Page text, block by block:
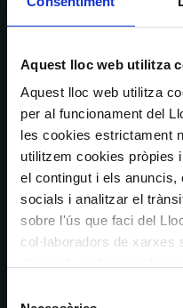
Aquest lloc web utilitza
Aquest lloc web utilitza
per al funcionament del
les cookies estrictament
utilitzem cookies pròpies
el contingut i els
socials i analitzar el
sobre l'ús que faci del
col·laboradors de xarxes